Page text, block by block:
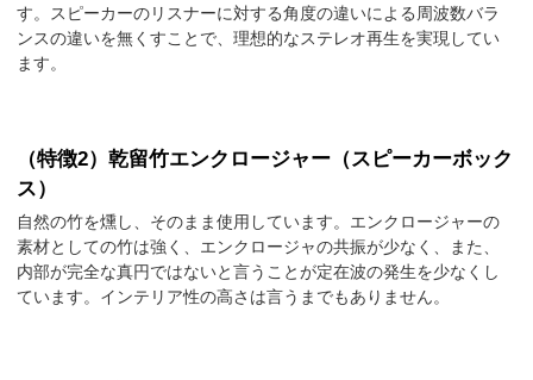
す。スピーカーのリスナーに対する角度の違いによる周波数バラ
ンスの違いを無くすことで、理想的なステレオ再生を実現してい
ます。
（特徴2）乾留竹エンクロージャー（スピーカーボック
ス）
自然の竹を燻し、そのまま使用しています。エンクロージャーの
素材としての竹は強く、エンクロージャの共振が少なく、また、
内部が完全な真円ではないと言うことが定在波の発生を少なくし
ています。インテリア性の高さは言うまでもありません。